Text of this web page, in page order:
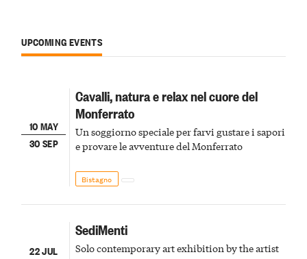
UPCOMING EVENTS
10 MAY
30 SEP
Cavalli, natura e relax nel cuore del
Monferrato
Un soggiorno speciale per farvi gustare i sapori
e provare le avventure del Monferrato
Bistagno
22 JUL
SediMenti
Solo contemporary art exhibition by the artist